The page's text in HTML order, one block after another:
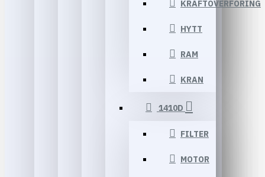
KRAFTÖVERFÖRING
HYTT
RAM
KRAN
1410D
FILTER
MOTOR